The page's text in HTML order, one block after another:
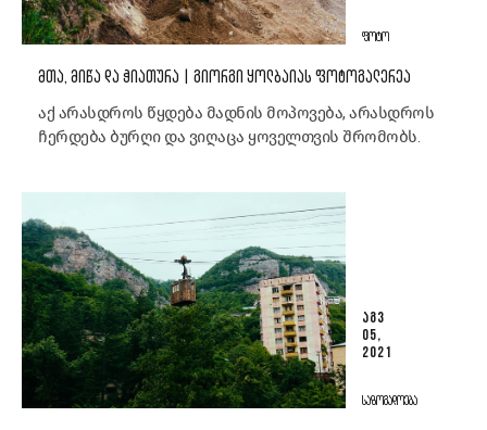
ᲤᲝᲢᲝ
ᲛᲗᲐ, ᲛᲘᲬᲐ ᲓᲐ ᲭᲘᲐᲗᲣᲠᲐ | ᲒᲘᲝᲠᲒᲘ ᲧᲝᲚᲑᲐᲘᲐᲡ ᲤᲝᲢᲝᲒᲐᲚᲔᲠᲔᲐ
აქ არასდროს წყდება მადნის მოპოვება, არასდროს
ჩერდება ბურღი და ვიღაცა ყოველთვის შრომობს.
ᲐᲒᲕ
05,
2021
ᲡᲐᲖᲝᲒᲐᲓᲝᲔᲑᲐ